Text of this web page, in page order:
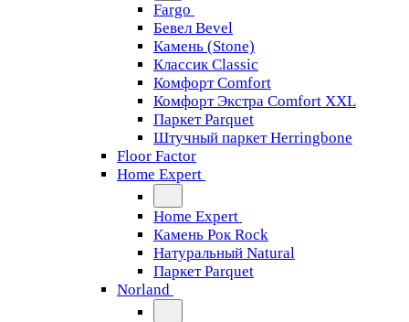
Fargo
Бевел Bevel
Камень (Stone)
Классик Classic
Комфорт Comfort
Комфорт Экстра Comfort XXL
Паркет Parquet
Штучный паркет Herringbone
Floor Factor
Home Expert
Home Expert
Камень Рок Rock
Натуральный Natural
Паркет Parquet
Norland